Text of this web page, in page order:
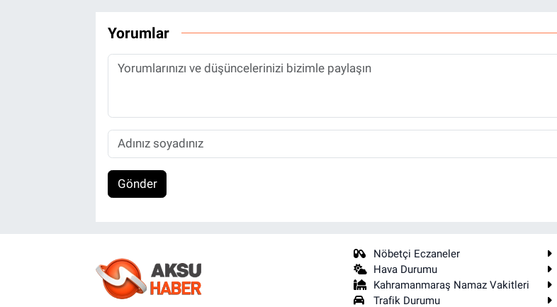
Yorumlar
Gönder
Nöbetçi Eczaneler
Hava Durumu
Kahramanmaraş Namaz Vakitleri
Trafik Durumu